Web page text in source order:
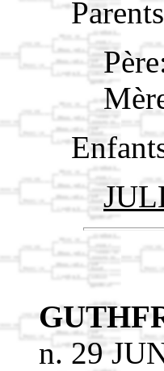
n. 29